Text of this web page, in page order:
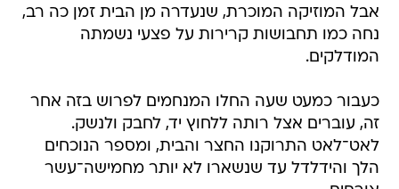
אבל המוזיקה המוכרת, שנעדרה מן הבית זמן כה רב,
נחה כמו תחבושות קרירות על פצעי נשמתה
המודלקים.
כעבור כמעט שעה החלו המנחמים לפרוש בזה אחר
זה, עוברים אצל רותה ללחוץ יד, לחבק ולנשק.
לאט־לאט התרוקנו החצר והבית, ומספר הנוכחים
הלך והידלדל עד שנשארו לא יותר מחמישה־עשר